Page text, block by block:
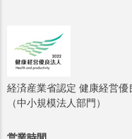
経済産業省認定 健康経営優
（中小規模法人部門）